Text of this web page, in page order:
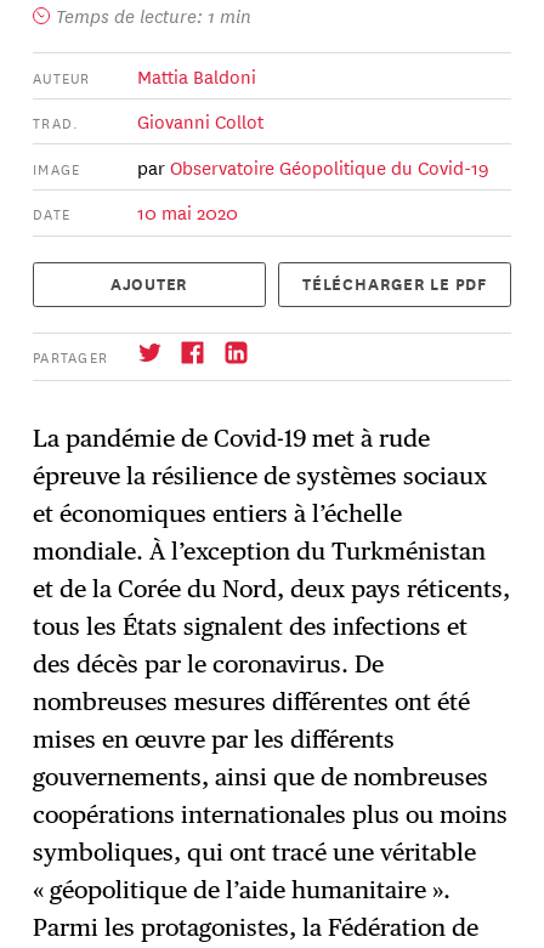
Temps de lecture: 1 min
AUTEUR Mattia Baldoni
TRAD. Giovanni Collot
IMAGE parObservatoire Géopolitique du Covid-19
DATE 10 mai 2020
AJOUTER TÉLÉCHARGER LE PDF
PARTAGER
→ S'abonner
La pandémie de Covid-19 met à rude
épreuve la résilience de systèmes sociaux
et économiques entiers à l’échelle
mondiale. À l’exception du Turkménistan
et de la Corée du Nord, deux pays réticents,
tous les États signalent des infections et
des décès par le coronavirus. De
nombreuses mesures différentes ont été
mises en œuvre par les différents
gouvernements, ainsi que de nombreuses
coopérations internationales plus ou moins
symboliques, qui ont tracé une véritable
« géopolitique de l’aide humanitaire ».
Parmi les protagonistes, la Fédération de